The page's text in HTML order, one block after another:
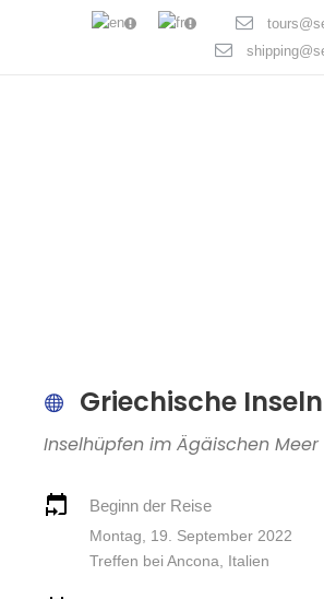
Griechische Inseln
Inselhüpfen im Ägäischen Meer
Beginn der Reise
Montag, 19. September 2022
Treffen bei Ancona, Italien